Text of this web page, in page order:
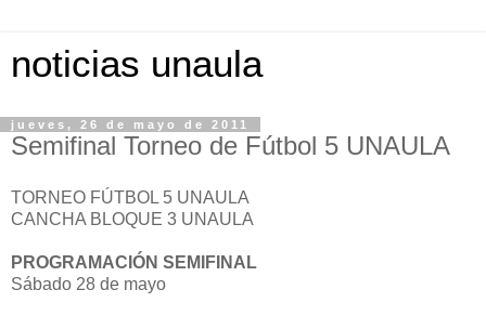
noticias unaula
jueves, 26 de mayo de 2011
Semifinal Torneo de Fútbol 5 UNAULA
TORNEO FÚTBOL 5 UNAULA
CANCHA BLOQUE 3 UNAULA
PROGRAMACIÓN SEMIFINAL
Sábado 28 de mayo